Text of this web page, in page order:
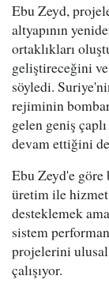
Ebu Zeyd,
altyapının
ortaklıkları
geliştireceğini
söyledi.
rejiminin
gelen geniş
devam ettiğini
Ebu Zeyd'e göre
üretim ile
desteklemek
sistem
projelerini
çalışıyor.